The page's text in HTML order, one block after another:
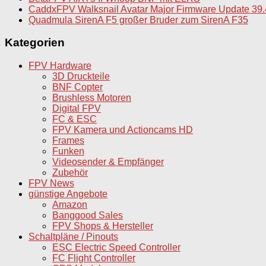
CaddxFPV Walksnail Avatar Major Firmware Update
Quadmula SirenA F5 großer Bruder zum SirenA F35
Kategorien
FPV Hardware
3D Druckteile
BNF Copter
Brushless Motoren
Digital FPV
FC & ESC
FPV Kamera und Actioncams HD
Frames
Funken
Videosender & Empfänger
Zubehör
FPV News
günstige Angebote
Amazon
Banggood Sales
FPV Shops & Hersteller
Schaltpläne / Pinouts
ESC Electric Speed Controller
FC Flight Controller